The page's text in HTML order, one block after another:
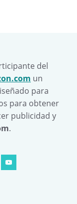
del
un
para
para obtener
publicidad y
.